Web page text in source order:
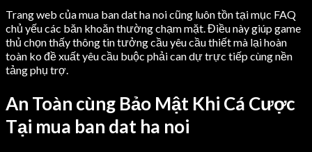
Trang web của mua ban dat ha noi cũng luôn tồn tại mục FAQ
chủ yếu các băn khoăn thường chạm mặt. Điều này giúp game
thủ chọn thấy thông tin tưởng cầu yêu cầu thiết mà lại hoàn
toàn ko đề xuất yêu cầu buộc phải can dự trực tiếp cùng nền
tảng phụ trợ.
An Toàn cùng Bảo Mật Khi Cá Cược
Tại mua ban dat ha noi